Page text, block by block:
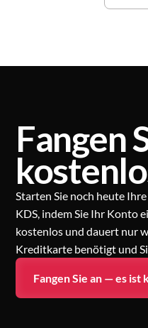
Fangen
Starten Sie noch heute
KDS, indem Sie Ihr Konto
kostenlos und dauert nur
Kreditkarte benötigt und
Fangen Sie an — es ist